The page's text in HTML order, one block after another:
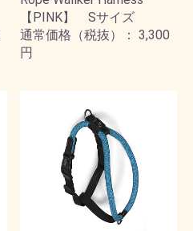
【PINK】 Sサイズ
通常価格（税抜）： 3,300
円